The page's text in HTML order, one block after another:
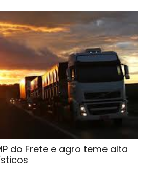
do Frete e agro teme alta